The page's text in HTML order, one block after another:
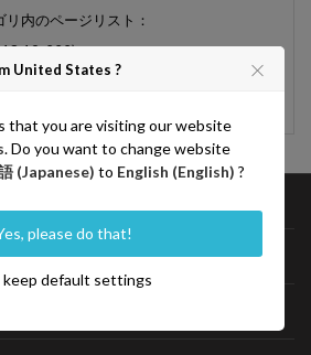
内のページリスト：
222)
224)


United States ?
that you are visiting our website
. Do you want to change website
(Japanese) to English (English) ?
please do that!
keep default settings